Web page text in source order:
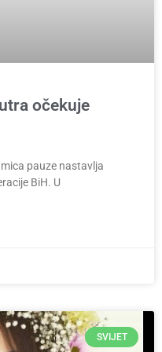
očekuje
pauze nastavlja
BiH. U
SVIJET